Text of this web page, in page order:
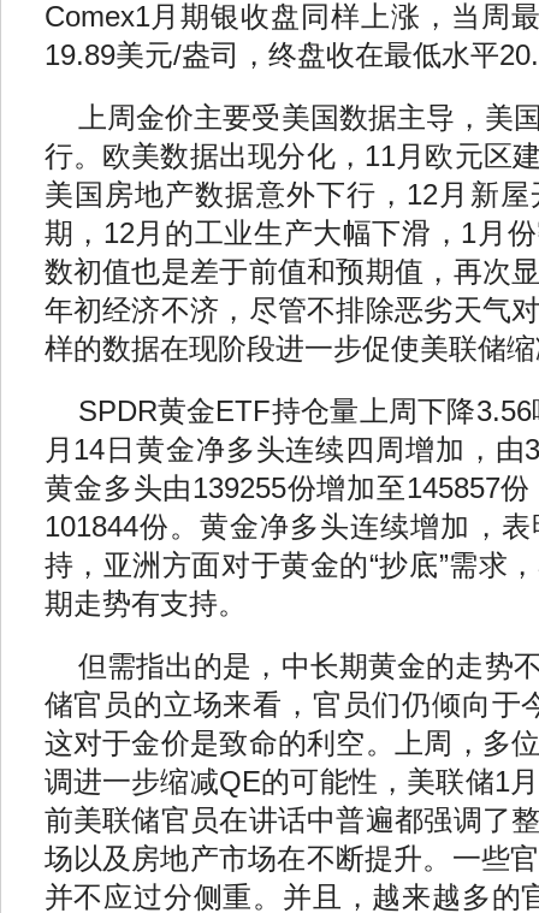
Comex1月期银收盘同样上涨，当周
19.89美元/盎司，终盘收在最低水平
上周金价主要受美国数据主导，美
行。欧美数据出现分化，11月欧元区
美国房地产数据意外下行，12月新
期，12月的工业生产大幅下滑，1月
数初值也是差于前值和预期值，再次
年初经济不济，尽管不排除恶劣天气
样的数据在现阶段进一步促使美联储
SPDR黄金ETF持仓量上周下降
月14日黄金净多头连续四周增加，由
黄金多头由139255份增加至145857
101844份。黄金净多头连续增加，
持，亚洲方面对于黄金的“抄底”需求
期走势有支持。
但需指出的是，中长期黄金的走势
储官员的立场来看，官员们仍倾向于
这对于金价是致命的利空。上周，多
调进一步缩减QE的可能性，美联储1
前美联储官员在讲话中普遍都强调了
场以及房地产市场在不断提升。一些
并不应过分侧重。并且，越来越多的